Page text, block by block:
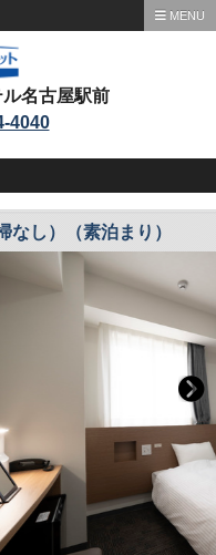
MENU
名古屋駅前
4040
し）（素泊まり）